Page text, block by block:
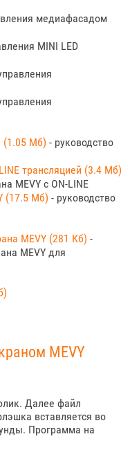
медиафасадом
MINI LED
(1.05 Мб) - руководство
трансляцией (3.4 Мб)
MEVY с ON-LINE
(17.5 Мб) - руководство
MEVY (281 Кб) -
MEVY для
MEVY
Далее файл
вставляется во
Программа на